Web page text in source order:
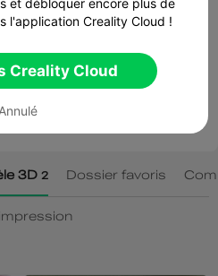
et débloquer encore plus de
l'application Creality Cloud !
Creality Cloud
Annulé